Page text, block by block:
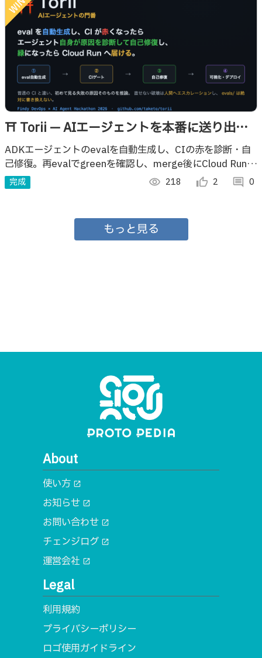
⛩️ Torii — AIエージェントを本番に送り出す
門番エージェント
ADKエージェントのevalを自動生成し、CIの赤を診断・自
己修復。再evalでgreenを確認し、merge後にCloud Runへ
届けるAIエージェントの門番。
完成 visibility 218 thumb_up_alt 2 comment 0
もっと見る
About
使い方 open_in_new
お知らせ open_in_new
お問い合わせ open_in_new
チェンジログ open_in_new
運営会社 open_in_new
Legal
利用規約
プライバシーポリシー
ロゴ使用ガイドライン